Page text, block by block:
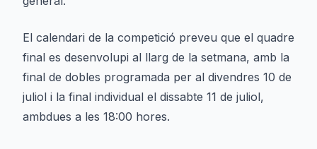
El calendari de la competició preveu que el quadre
final es desenvolupi al llarg de la setmana, amb la
final de dobles programada per al divendres 10 de
juliol i la final individual el dissabte 11 de juliol,
ambdues a les 18:00 hores.